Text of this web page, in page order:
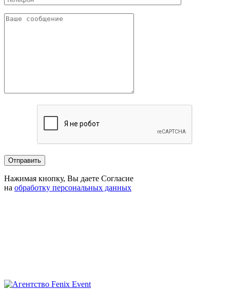
Нажимая кнопку, Вы даете Согласие
на обработку персональных данных
Агентство